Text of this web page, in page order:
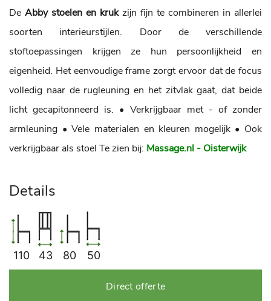
De Abby stoelen en krukzijn fijn te combineren in allerlei
soorten interieurstijlen. Door de verschillende
stoftoepassingen krijgen ze hun persoonlijkheid en
eigenheid. Het eenvoudige frame zorgt ervoor dat de focus
volledig naar de rugleuning en het zitvlak gaat, dat beide
licht gecapitonneerd is. • Verkrijgbaar met - of zonder
armleuning • Vele materialen en kleuren mogelijk• Ook
verkrijgbaar als stoel Te zien bij: Massage.nl - Oisterwijk
Details
110 43 80 50
Direct offerte